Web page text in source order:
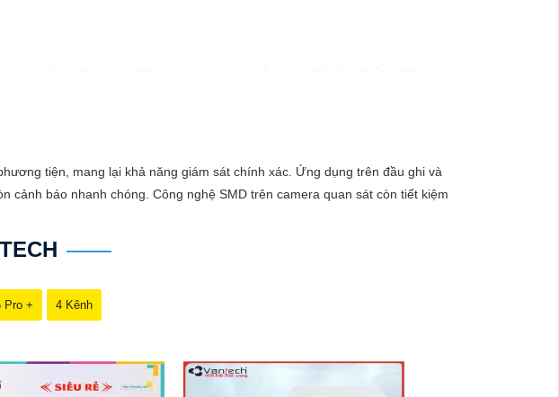
Vantech còn được thiết kế chống nước, chống va đập, phù hợp sử
trong việc giám sát và bảo vệ tài sản. Đồng thời, giá cả của sản phẩm
chính thức của Vantech để được hỗ trợ tốt nhất.
tiện, mang lại khả năng giám sát chính xác. Ứng dụng trên đầu ghi và
cảnh báo nhanh chóng. Công nghệ SMD trên camera quan sát còn tiết kiệm
Pro + 4 Kênh